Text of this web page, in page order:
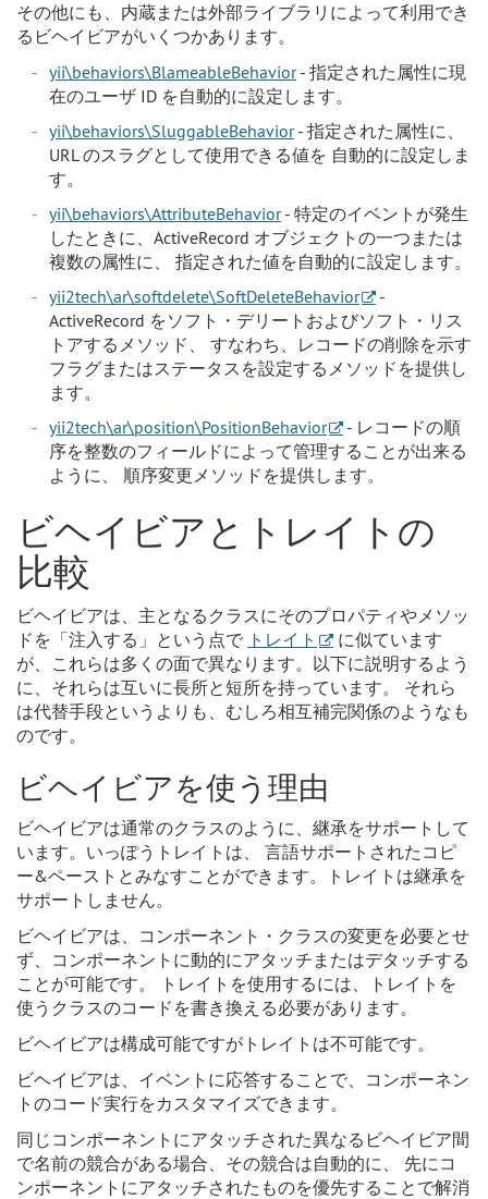
その他にも、内蔵または外部ライブラリによって利用でき
るビヘイビアがいくつかあります。
yii\behaviors\BlameableBehavior- 指定された属性に現
在のユーザ ID を自動的に設定します。
yii\behaviors\SluggableBehavior- 指定された属性に、
URL のスラグとして使用できる値を 自動的に設定しま
す。
yii\behaviors\AttributeBehavior- 特定のイベントが発生
したときに、ActiveRecord オブジェクトの一つまたは
複数の属性に、 指定された値を自動的に設定します。
yii2tech\ar\softdelete\SoftDeleteBehavior
-
ActiveRecord をソフト・デリートおよびソフト・リス
トアするメソッド、 すなわち、レコードの削除を示す
フラグまたはステータスを設定するメソッドを提供し
ます。
yii2tech\ar\position\PositionBehavior
- レコードの順
序を整数のフィールドによって管理することが出来る
ように、 順序変更メソッドを提供します。
ビヘイビアとトレイトの
比較
ビヘイビアは、主となるクラスにそのプロパティやメソッ
ドを「注入する」という点で トレイト
に似ています
が、これらは多くの面で異なります。以下に説明するよう
に、それらは互いに長所と短所を持っています。 それら
は代替手段というよりも、むしろ相互補完関係のようなも
のです。
ビヘイビアを使う理由
ビヘイビアは通常のクラスのように、継承をサポートして
います。いっぽうトレイトは、 言語サポートされたコピ
ー&ペーストとみなすことができます。トレイトは継承を
サポートしません。
ビヘイビアは、コンポーネント・クラスの変更を必要とせ
ず、コンポーネントに動的にアタッチまたはデタッチする
ことが可能です。 トレイトを使用するには、トレイトを
使うクラスのコードを書き換える必要があります。
ビヘイビアは構成可能ですがトレイトは不可能です。
ビヘイビアは、イベントに応答することで、コンポーネン
トのコード実行をカスタマイズできます。
同じコンポーネントにアタッチされた異なるビヘイビア間
で名前の競合がある場合、その競合は自動的に、 先にコ
ンポーネントにアタッチされたものを優先することで解消